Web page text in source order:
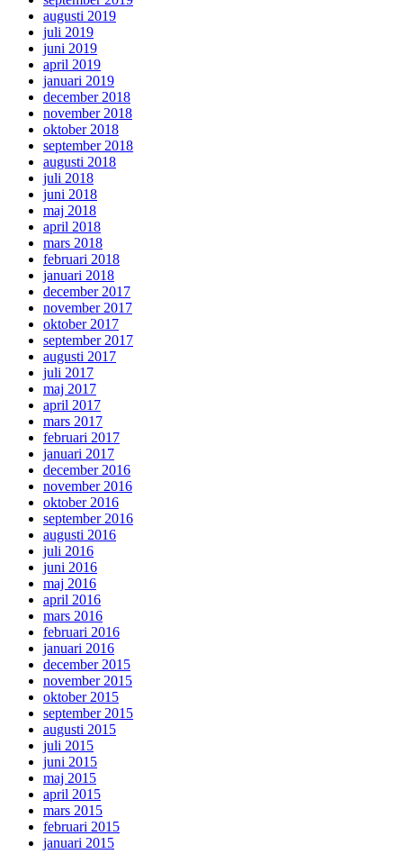
augusti 2019
juli 2019
juni 2019
april 2019
januari 2019
december 2018
november 2018
oktober 2018
september 2018
augusti 2018
juli 2018
juni 2018
maj 2018
april 2018
mars 2018
februari 2018
januari 2018
december 2017
november 2017
oktober 2017
september 2017
augusti 2017
juli 2017
maj 2017
april 2017
mars 2017
februari 2017
januari 2017
december 2016
november 2016
oktober 2016
september 2016
augusti 2016
juli 2016
juni 2016
maj 2016
april 2016
mars 2016
februari 2016
januari 2016
december 2015
november 2015
oktober 2015
september 2015
augusti 2015
juli 2015
juni 2015
maj 2015
april 2015
mars 2015
februari 2015
januari 2015